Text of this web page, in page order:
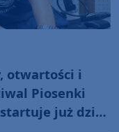
otwartości i
Piosenki
już dziś.